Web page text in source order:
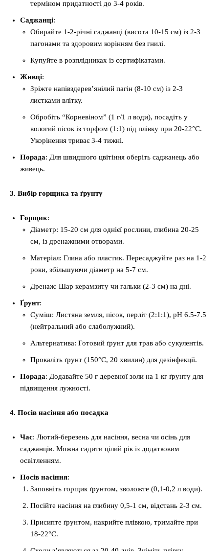
терміном придатності до 3-4 років.
Саджанці:
Обирайте 1-2-річні саджанці (висота 10-15 см) із 2-3
пагонами та здоровим корінням без гнилі.
Купуйте в розплідниках із сертифікатами.
Живці:
Зріжте напівздерев’янілий пагін (8-10 см) із 2-3
листками влітку.
Обробіть “Корневіном” (1 г/1 л води), посадіть у
вологий пісок із торфом (1:1) під плівку при 20-22°C.
Укорінення триває 3-4 тижні.
Порада: Для швидшого цвітіння оберіть саджанець або
живець.
3. Вибір горщика та ґрунту
Горщик:
Діаметр: 15-20 см для однієї рослини, глибина 20-25
см, із дренажними отворами.
Матеріал: Глина або пластик. Пересаджуйте раз на 1-2
роки, збільшуючи діаметр на 5-7 см.
Дренаж: Шар керамзиту чи гальки (2-3 см) на дні.
Ґрунт:
Суміш: Листяна земля, пісок, перліт (2:1:1), pH 6.5-7.5
(нейтральний або слаболужний).
Альтернатива: Готовий ґрунт для трав або сукулентів.
Прокаліть ґрунт (150°C, 20 хвилин) для дезінфекції.
Порада: Додавайте 50 г деревної золи на 1 кг ґрунту для
підвищення лужності.
4. Посів насіння або посадка
Час: Лютий-березень для насіння, весна чи осінь для
саджанців. Можна садити цілий рік із додатковим
освітленням.
Посів насіння:
Заповніть горщик ґрунтом, зволожте (0,1-0,2 л води).
Посійте насіння на глибину 0,5-1 см, відстань 2-3 см.
Присипте ґрунтом, накрийте плівкою, тримайте при
18-22°C.